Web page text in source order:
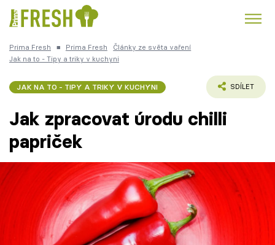
Trendy: Kuře Polévky k večeři
Česká kuchyně Čokoláda
Témata
Recepty
Články
Prima Fresh ■ Prima Fresh
Články ze světa vaření
Jak na to - Tipy a triky v kuchyni
JAK NA TO - TIPY A TRIKY V KUCHYNI SDÍLET
Jak zpracovat úrodu chilli
papriček